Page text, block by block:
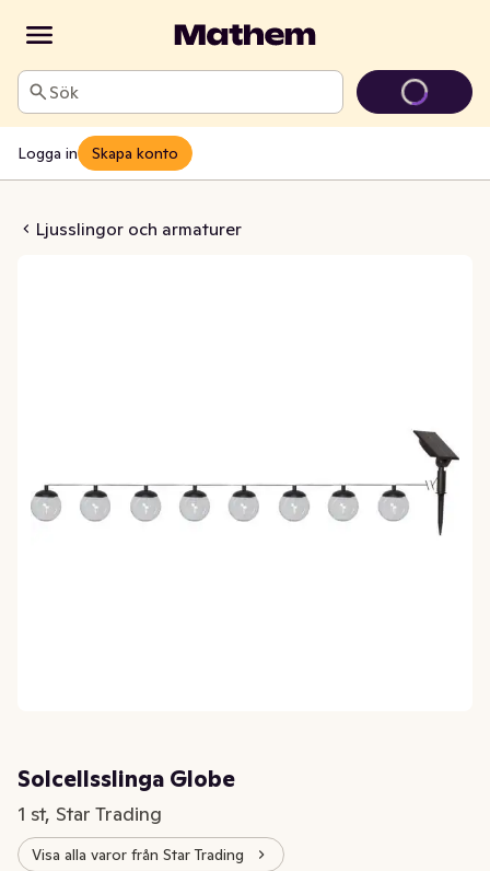
Sök
Logga in Skapa konto
Ljusslingor och armaturer
Globe
Solcellsslinga Globe
1 st, Star Trading
Visa alla varor från Star Trading